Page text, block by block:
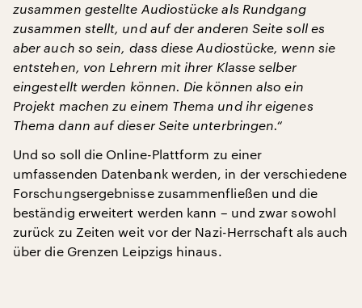
zusammen gestellte Audiostücke als Rundgang
zusammen stellt, und auf der anderen Seite soll es
aber auch so sein, dass diese Audiostücke, wenn sie
entstehen, von Lehrern mit ihrer Klasse selber
eingestellt werden können. Die können also ein
Projekt machen zu einem Thema und ihr eigenes
Thema dann auf dieser Seite unterbringen.“
Und so soll die Online-Plattform zu einer
umfassenden Datenbank werden, in der verschiedene
Forschungsergebnisse zusammenfließen und die
beständig erweitert werden kann – und zwar sowohl
zurück zu Zeiten weit vor der Nazi-Herrschaft als auch
über die Grenzen Leipzigs hinaus.